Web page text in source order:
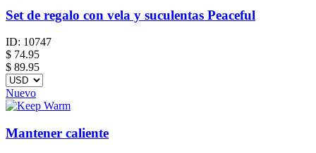
Set de regalo con vela y suculentas Peaceful
ID: 10747
$ 74.95
$ 89.95
Nuevo
Mantener caliente